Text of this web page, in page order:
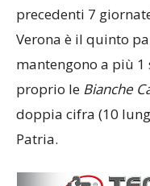
precedenti 7
Verona è il quinto
mantengono a più
proprio le Bianche
doppia cifra (10
Patria.